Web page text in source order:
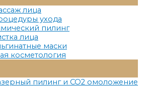
Меню
лица
ухода
пилинг
лица
маски
косметология
Меню
пилинг и СО2 омоложение